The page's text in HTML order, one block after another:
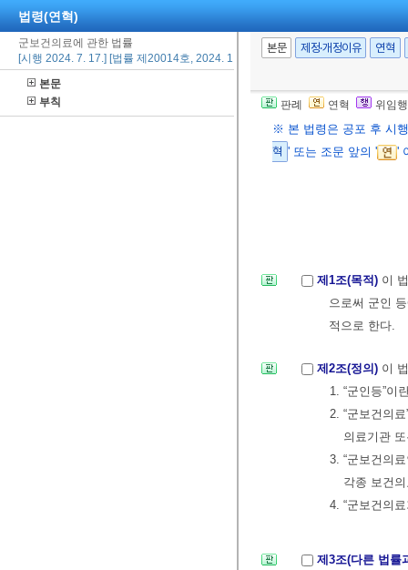
법령(연혁)
군보건의료에 관한 법률
[시행 2024. 7. 17.] [법률 제20014호, 2024. 1. 16., 일부개정]
본문
부칙
본문 제정·개정이유 연혁
판례 연혁 위임
※ 본 법령은 공포 후 시
혁 ' 또는 조문 앞의 ' '
제1조(목적) 이
으로써 군인
적으로 한다.
제2조(정의) 이
1. “군인등”이
2. “군보건의
의료기관
3. “군보건의
각종 보건
4. “군보건의
제3조(다른 법률